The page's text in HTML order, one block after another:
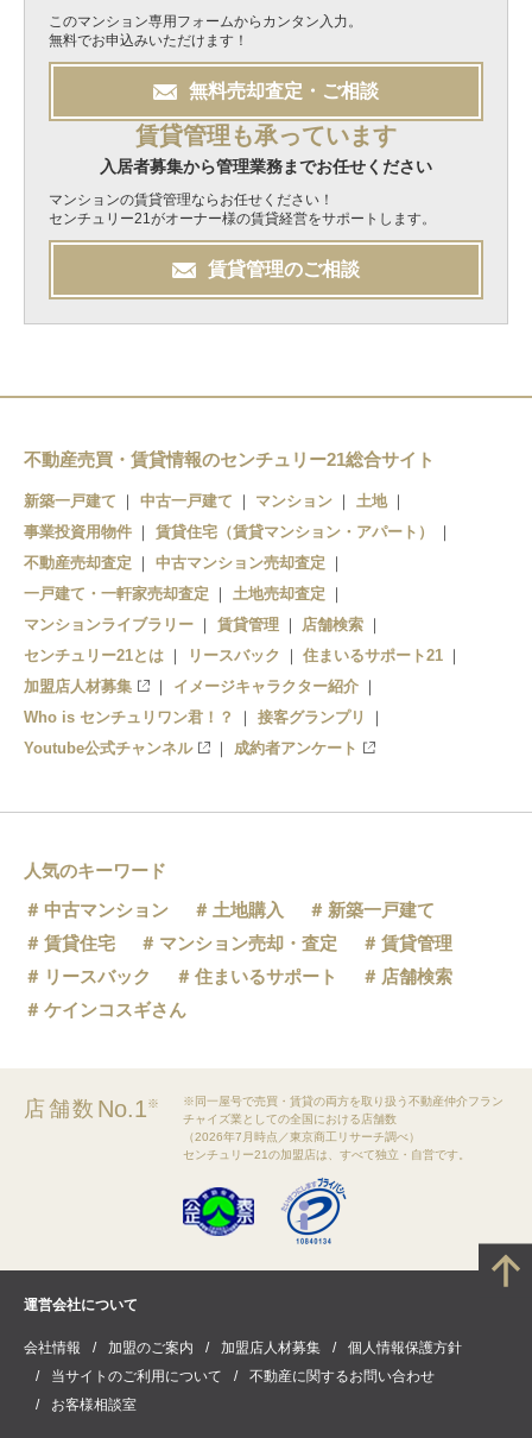
このマンション専用フォームからカンタン入力。
無料でお申込みいただけます！
無料売却査定・ご相談
賃貸管理も承っています
入居者募集から管理業務までお任せください
マンションの賃貸管理ならお任せください！
センチュリー21がオーナー様の賃貸経営をサポートします。
賃貸管理のご相談
不動産売買・賃貸情報のセンチュリー21総合サイト
新築一戸建て 中古一戸建て マンション
土地
事業投資用物件
賃貸住宅（賃貸マンション・アパート）
不動産売却査定
中古マンション売却査定
一戸建て・一軒家売却査定
土地売却査定
マンションライブラリー
賃貸管理
店舗検索
センチュリー21とは
リースバック
住まいるサポート21
加盟店人材募集
イメージキャラクター紹介
Who is センチュリワン君！？
接客グランプリ
Youtube公式チャンネル
成約者アンケート
人気のキーワード
中古マンション
土地購入
新築一戸建て
賃貸住宅
マンション売却・査定
賃貸管理
リースバック
住まいるサポート
店舗検索
ケインコスギさん
店舗数 No.1※
※同一屋号で売買・賃貸の両方を取り扱う不動産仲介フラン
チャイズ業としての全国における店舗数
（2026年7月時点／東京商工リサーチ調べ）
センチュリー21の加盟店は、すべて独立・自営です。
運営会社について
会社情報 加盟のご案内 加盟店人材募集
個人情報保護方針
当サイトのご利用について
不動産に関するお問い合わせ
お客様相談室